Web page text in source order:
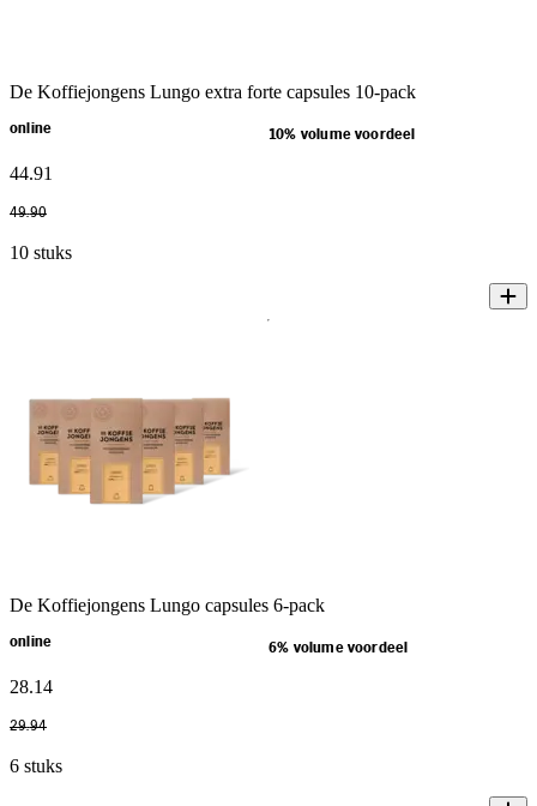
De Koffiejongens Lungo extra forte capsules 10-pack
online 10% volume voordeel
44.91
49.90
10 stuks
De Koffiejongens Lungo capsules 6-pack
online 6% volume voordeel
28.14
29.94
6 stuks